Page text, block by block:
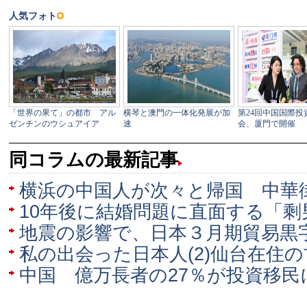
同コラムの最新記事
横浜の中国人が次々と帰国 中華
10年後に結婚問題に直面する「
地震の影響で、日本３月期貿易黒
私の出会った日本人(2)仙台在住
中国 億万長者の27％が投資移民